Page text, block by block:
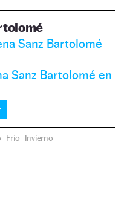
Sanz Bartolomé
Sanz Bartolomé en
·Frío · Invierno